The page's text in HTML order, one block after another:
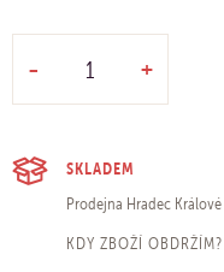
- +
SKLADEM
Prodejna Hradec Králové
KDY ZBOŽÍ OBDRŽÍM?